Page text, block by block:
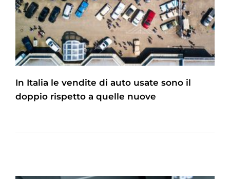
In Italia le vendite di auto usate sono il
doppio rispetto a quelle nuove